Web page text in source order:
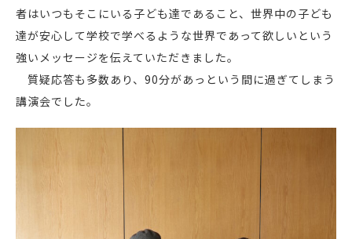
者はいつもそこにいる子ども達であること、世界中の子ども
達が安心して学校で学べるような世界であって欲しいという
強いメッセージを伝えていただきました。
質疑応答も多数あり、90分があっという間に過ぎてしまう
講演会でした。